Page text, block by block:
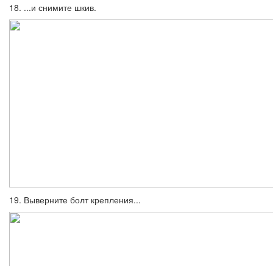
18. ...и снимите шкив.
19. Выверните болт крепления...